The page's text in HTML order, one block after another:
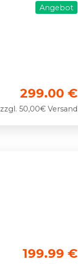
Angebot
299.00 €
zzgl. 50,00€ Versand
199.99 €